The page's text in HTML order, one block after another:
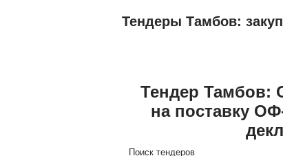
Тендеры Тамбов:
Тендер Тамбов:
на поставку
Поиск тендеров